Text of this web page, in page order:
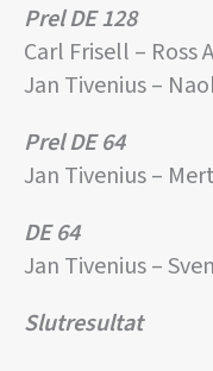
Prel DE 128
Carl Frisell – Ross
Jan Tivenius –
Prel DE 64
Jan Tivenius –
DE 64
Jan Tivenius –
Slutresultat